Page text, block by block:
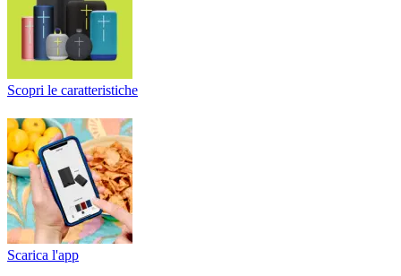
Scopri le caratteristiche
Scarica l'app